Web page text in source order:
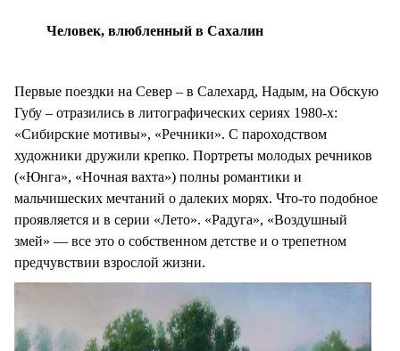
Человек, влюбленный в Сахалин
Первые поездки на Север – в Салехард, Надым, на Обскую
Губу – отразились в литографических сериях 1980-х:
«Сибирские мотивы», «Речники». С пароходством
художники дружили крепко. Портреты молодых речников
(«Юнга», «Ночная вахта») полны романтики и
мальчишеских мечтаний о далеких морях. Что-то подобное
проявляется и в серии «Лето». «Радуга», «Воздушный
змей» — все это о собственном детстве и о трепетном
предчувствии взрослой жизни.